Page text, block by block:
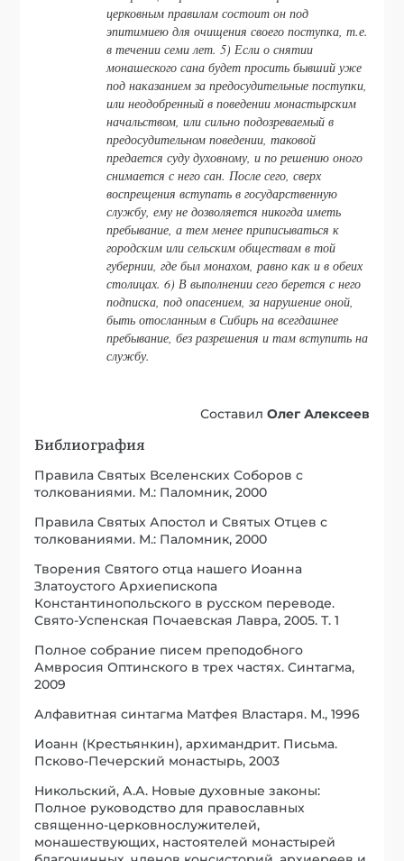
церковным правилам состоит он под
эпитимиею для очищения своего поступка, т.е.
в течении семи лет. 5) Если о снятии
монашеского сана будет просить бывший уже
под наказанием за предосудительные поступки,
или неодобренный в поведении монастырским
начальством, или сильно подозреваемый в
предосудительном поведении, таковой
предается суду духовному, и по решению оного
снимается с него сан. После сего, сверх
воспрещения вступать в государственную
службу, ему не дозволяется никогда иметь
пребывание, а тем менее приписываться к
городским или сельским обществам в той
губернии, где был монахом, равно как и в обеих
столицах. 6) В выполнении сего берется с него
подписка, под опасением, за нарушение оной,
быть отосланным в Сибирь на всегдашнее
пребывание, без разрешения и там вступить на
службу.
Составил Олег Алексеев
Библиография
Правила Святых Вселенских Соборов с
толкованиями. М.: Паломник, 2000
Правила Святых Апостол и Святых Отцев с
толкованиями. М.: Паломник, 2000
Творения Святого отца нашего Иоанна
Златоустого Архиепископа
Константинопольского в русском переводе.
Свято-Успенская Почаевская Лавра, 2005. Т. 1
Полное собрание писем преподобного
Амвросия Оптинского в трех частях. Синтагма,
2009
Алфавитная синтагма Матфея Властаря. М., 1996
Иоанн (Крестьянкин), архимандрит. Письма.
Псково-Печерский монастырь, 2003
Никольский, А.А. Новые духовные законы:
Полное руководство для православных
священно-церковнослужителей,
монашествующих, настоятелей монастырей